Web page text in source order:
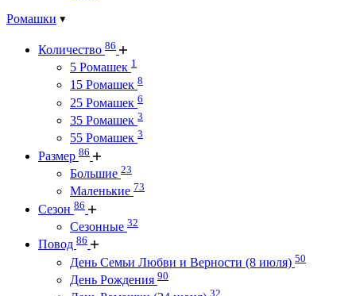
Ромашки
Количество 86
5 Ромашек 1
15 Ромашек 8
25 Ромашек 6
35 Ромашек 3
55 Ромашек 3
Размер 86
Большие 23
Маленькие 73
Сезон 86
Сезонные 32
Повод 86
День Семьи Любви и Верности (8 июля) 50
День Рождения 90
32